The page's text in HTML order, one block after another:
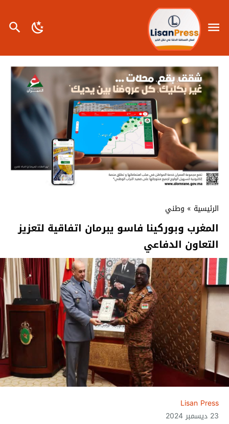
الرئيسية » وطني
المغرب وبوركينا فاسو يبرمان اتفاقية لتعزيز
التعاون الدفاعي
Lisan Press
23 ديسمبر 2024